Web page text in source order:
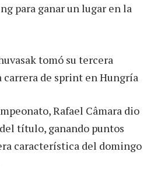
para ganar un lugar en la
tomó su tercera
carrera de sprint en Hungría
Rafael Câmara dio
título, ganando puntos
característica del domingo